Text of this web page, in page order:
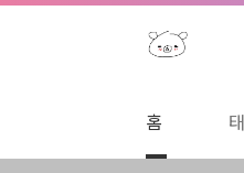
본문 바로가기
홈